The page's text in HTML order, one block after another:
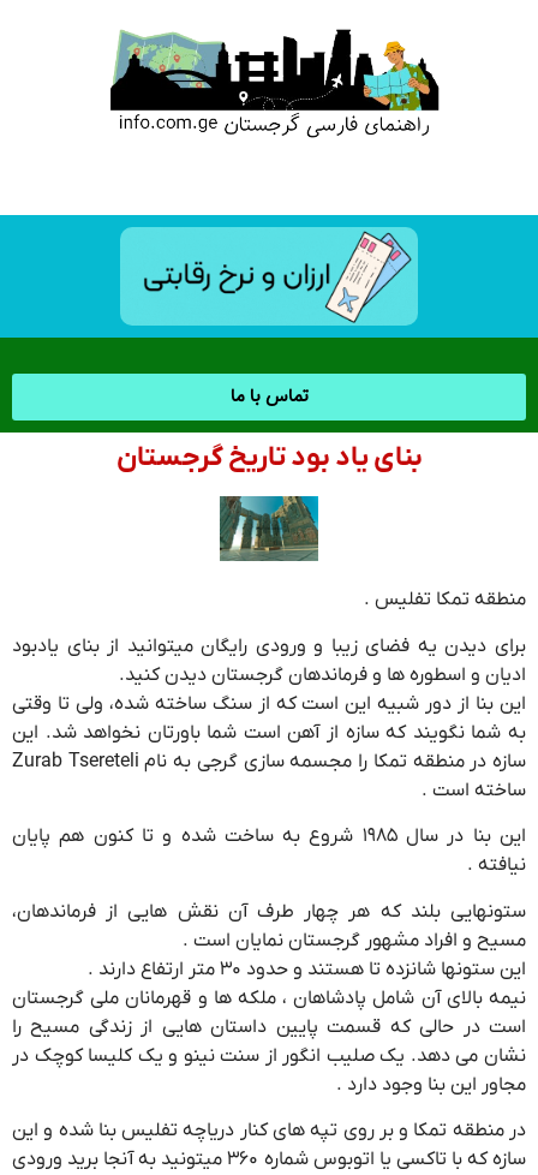
تماس با ما
بنای یاد بود تاریخ گرجستان
منطقه تمکا تفلیس .
برای دیدن یه فضای زیبا و ورودی رایگان میتوانید از بنای یادبود
ادیان و اسطوره ها و فرماندهان گرجستان دیدن کنید.
این بنا از دور شبیه این است که از سنگ ساخته شده، ولی تا وقتی
به شما نگویند که سازه از آهن است شما باورتان نخواهد شد. این
سازه در منطقه تمکا را مجسمه سازی گرجی به نام Zurab Tsereteli
ساخته است .
این بنا در سال ۱۹۸۵ شروع به ساخت شده و تا کنون هم پایان
نیافته .
ستونهایی بلند که هر چهار طرف آن نقش هایی از فرماندهان،
مسیح و افراد مشهور گرجستان نمایان است .
این ستونها شانزده تا هستند و حدود ۳۰ متر ارتفاع دارند .
نیمه بالای آن شامل پادشاهان ، ملکه ها و قهرمانان ملی گرجستان
است در حالی که قسمت پایین داستان هایی از زندگی مسیح را
نشان می دهد. یک صلیب انگور از سنت نینو و یک کلیسا کوچک در
مجاور این بنا وجود دارد .
در منطقه تمکا و بر روی تپه های کنار دریاچه تفلیس بنا شده و این
سازه که با تاکسی یا اتوبوس شماره ۳۶۰ میتونید به آنجا برید ورودی